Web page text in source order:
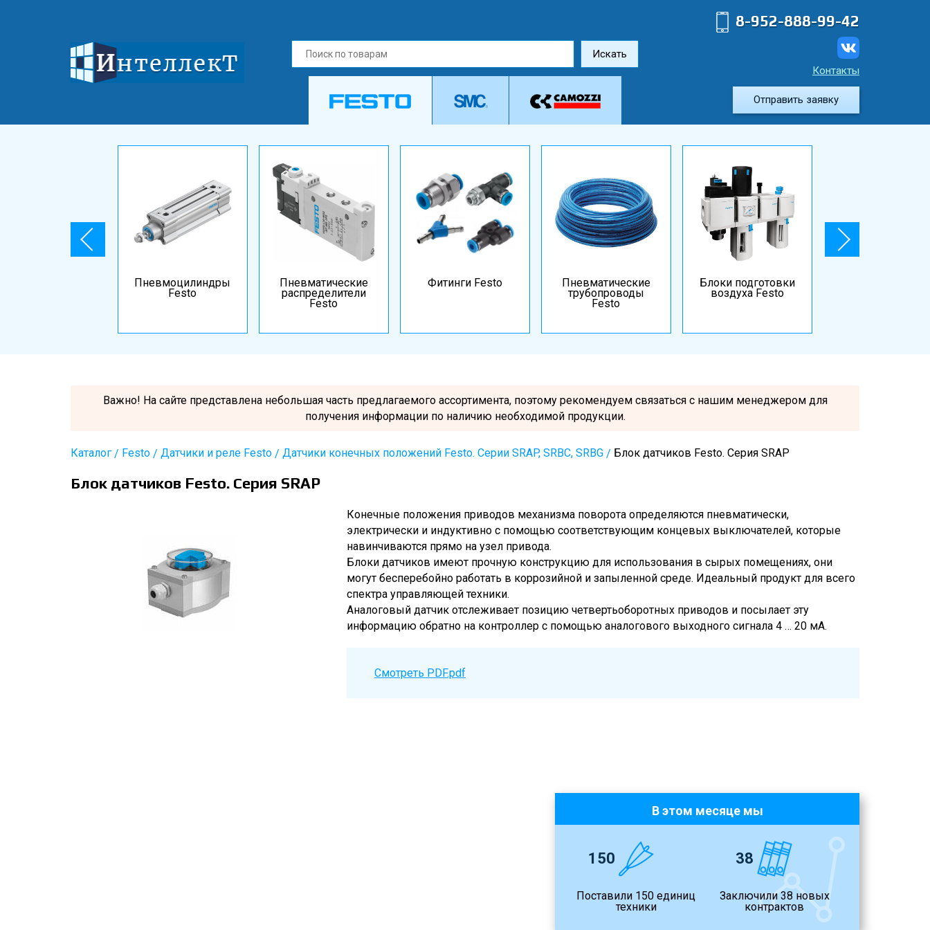
Искать
8-952-888-99-42
Контакты
Отправить заявку
Пневмоцилиндры
Festo
Пневматические
распределители
Festo
Фитинги Festo Пневматические
трубопроводы
Festo
Блоки подготовки
воздуха Festo
Важно! На сайте представлена небольшая часть предлагаемого ассортимента, поэтому рекомендуем связаться с нашим менеджером для
получения информации по наличию необходимой продукции.
Каталог Festo Датчики и реле Festo Датчики конечных положений Festo. Серии SRAP, SRBC, SRBG Блок датчиков Festo. Серия SRAP
Блок датчиков Festo. Серия SRAP
Конечные положения приводов механизма поворота определяются пневматически,
электрически и индуктивно с помощью соответствующим концевых выключателей, которые
навинчиваются прямо на узел привода.
Блоки датчиков имеют прочную конструкцию для использования в сырых помещениях, они
могут бесперебойно работать в коррозийной и запыленной среде. Идеальный продукт для всего
спектра управляющей техники.
Аналоговый датчик отслеживает позицию четвертьоборотных приводов и посылает эту
информацию обратно на контроллер с помощью аналогового выходного сигнала 4 … 20 мА.
Смотреть PDF.pdf
В этом месяце мы
150
Поставили 150 единиц
техники
38
Заключили 38 новых
контрактов